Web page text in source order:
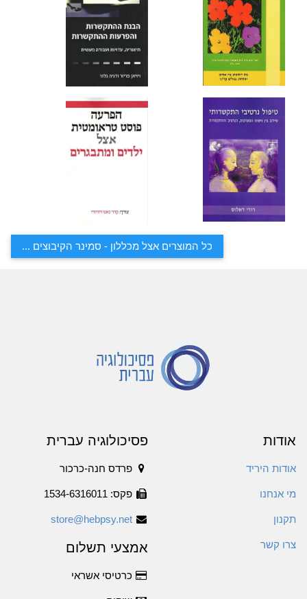
כל המוצרים אצל מכללון - סמינר הקיבוצים ...
אודות
אודות היריד
מי אנחנו
תקנון
צרו קשר
פסיכולוגיה עברית
פרדס חנה-כרכור
פקס: 1534-6316011
store@hebpsy.net
אמצעי תשלום
כרטיסי אשראי